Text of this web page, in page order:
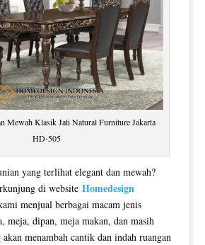
Mewah Klasik Jati Natural Furniture Jakarta
HD-505
yang terlihat elegant dan mewah?
di website Homedesign
menjual berbagai macam jenis
meja, dipan, meja makan, dan masih
menambah cantik dan indah ruangan